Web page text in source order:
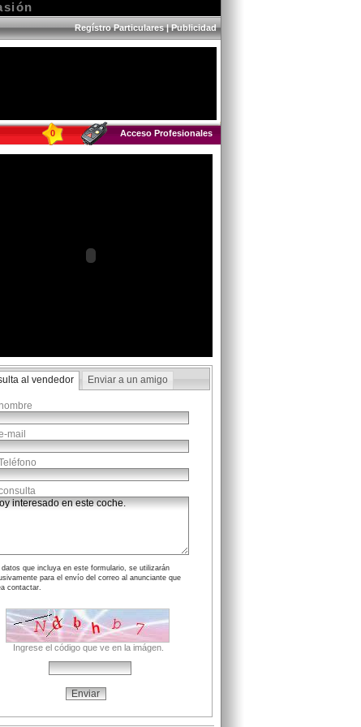
Regístro Particulares|Publicidad
0 Acceso Profesionales
al vendedor Enviar a un amigo
mail
datos que incluya en este formulario, se utilizarán
para el envío del correo al anunciante que
contactar.
Ingrese el código que ve en la imágen.